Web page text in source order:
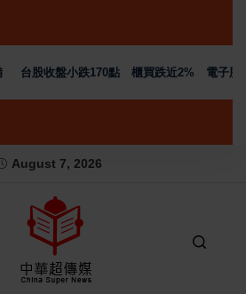
台股收盤小跌170點 櫃買跌近2% 電子股分化
August 7, 2026